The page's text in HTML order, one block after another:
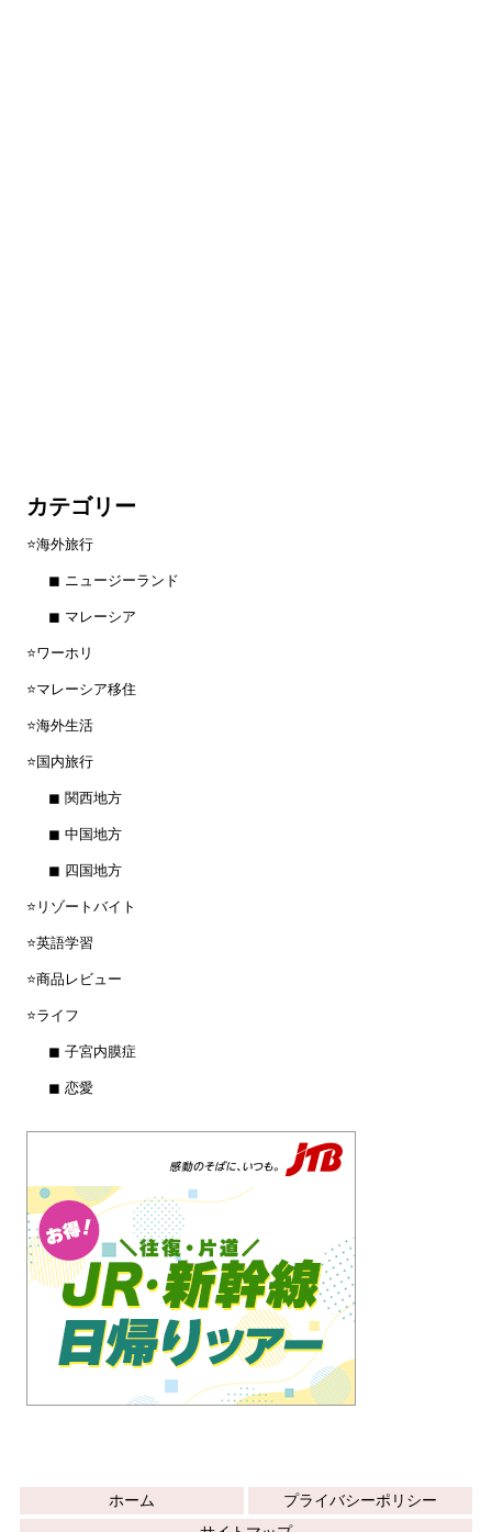
カテゴリー
⭐️海外旅行
◼︎ ニュージーランド
◼︎ マレーシア
⭐️ワーホリ
⭐️マレーシア移住
⭐️海外生活
⭐️国内旅行
◼︎ 関西地方
◼︎ 中国地方
◼︎ 四国地方
⭐️リゾートバイト
⭐️英語学習
⭐️商品レビュー
⭐️ライフ
◼︎ 子宮内膜症
◼︎ 恋愛
ホーム
プライバシーポリシー